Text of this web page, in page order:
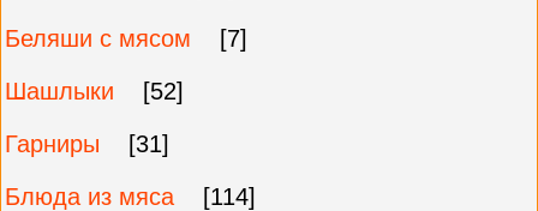
Беляши с мясом
[7]
Шашлыки
[52]
Гарниры
[31]
Блюда из мяса
[114]